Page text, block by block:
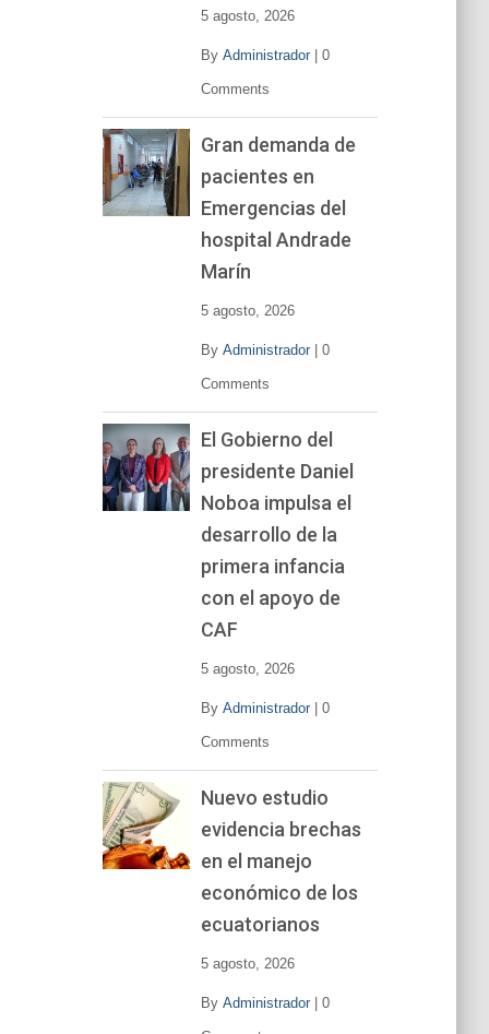
5 agosto, 2026
By Administrador| 0
Comments
Gran demanda de
pacientes en
Emergencias del
hospital Andrade
Marín
5 agosto, 2026
By Administrador| 0
Comments
El Gobierno del
presidente Daniel
Noboa impulsa el
desarrollo de la
primera infancia
con el apoyo de
CAF
5 agosto, 2026
By Administrador| 0
Comments
Nuevo estudio
evidencia brechas
en el manejo
económico de los
ecuatorianos
5 agosto, 2026
By Administrador| 0